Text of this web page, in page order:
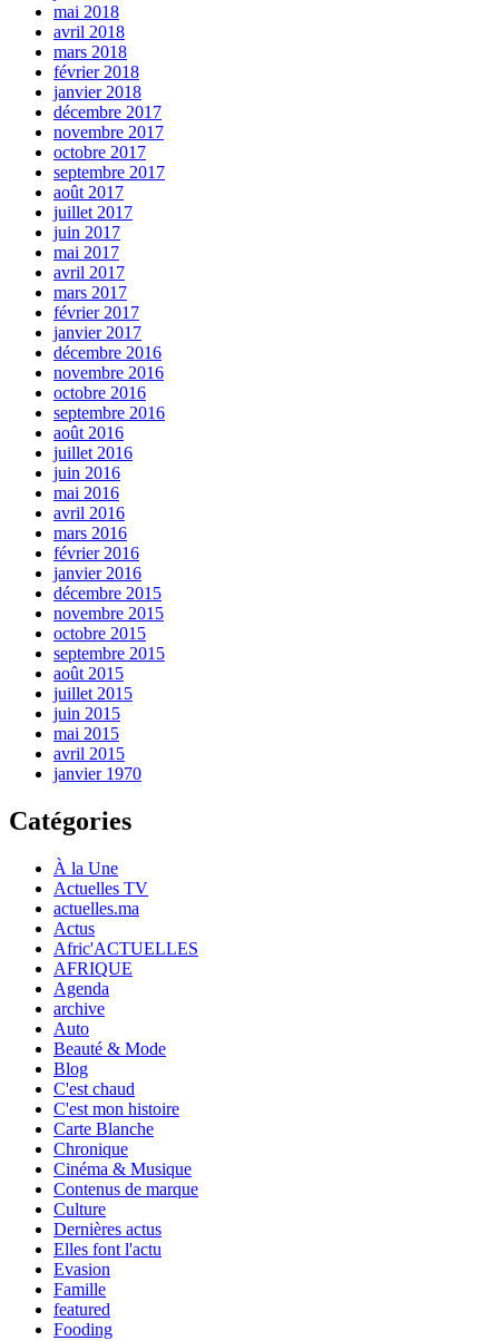
mai 2018
avril 2018
mars 2018
février 2018
janvier 2018
décembre 2017
novembre 2017
octobre 2017
septembre 2017
août 2017
juillet 2017
juin 2017
mai 2017
avril 2017
mars 2017
février 2017
janvier 2017
décembre 2016
novembre 2016
octobre 2016
septembre 2016
août 2016
juillet 2016
juin 2016
mai 2016
avril 2016
mars 2016
février 2016
janvier 2016
décembre 2015
novembre 2015
octobre 2015
septembre 2015
août 2015
juillet 2015
juin 2015
mai 2015
avril 2015
janvier 1970
Catégories
À la Une
Actuelles TV
actuelles.ma
Actus
Afric'ACTUELLES
AFRIQUE
Agenda
archive
Auto
Beauté & Mode
Blog
C'est chaud
C'est mon histoire
Carte Blanche
Chronique
Cinéma & Musique
Contenus de marque
Culture
Dernières actus
Elles font l'actu
Evasion
Famille
featured
Fooding